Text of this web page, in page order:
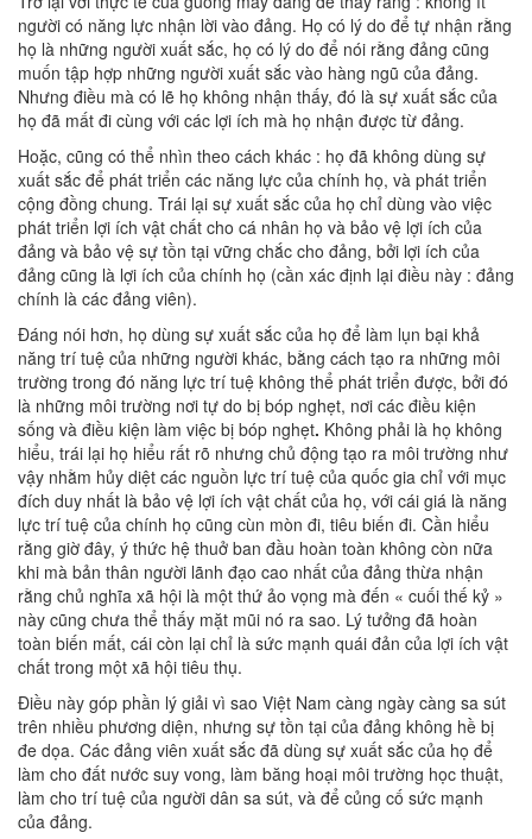
người có năng lực nhận lời vào đảng. Họ có lý do để tự nhận rằng
họ là những người xuất sắc, họ có lý do để nói rằng đảng cũng
muốn tập hợp những người xuất sắc vào hàng ngũ của đảng.
Nhưng điều mà có lẽ họ không nhận thấy, đó là sự xuất sắc của
họ đã mất đi cùng với các lợi ích mà họ nhận được từ đảng.
Hoặc, cũng có thể nhìn theo cách khác : họ đã không dùng sự
xuất sắc để phát triển các năng lực của chính họ, và phát triển
cộng đồng chung. Trái lại sự xuất sắc của họ chỉ dùng vào việc
phát triển lợi ích vật chất cho cá nhân họ và bảo vệ lợi ích của
đảng và bảo vệ sự tồn tại vững chắc cho đảng, bởi lợi ích của
đảng cũng là lợi ích của chính họ (cần xác định lại điều này : đảng
chính là các đảng viên).
Đáng nói hơn, họ dùng sự xuất sắc của họ để làm lụn bại khả
năng trí tuệ của những người khác, bằng cách tạo ra những môi
trường trong đó năng lực trí tuệ không thể phát triển được, bởi đó
là những môi trường nơi tự do bị bóp nghẹt, nơi các điều kiện
sống và điều kiện làm việc bị bóp nghẹt. Không phải là họ không
hiểu, trái lại họ hiểu rất rõ nhưng chủ động tạo ra môi trường như
vậy nhằm hủy diệt các nguồn lực trí tuệ của quốc gia chỉ với mục
đích duy nhất là bảo vệ lợi ích vật chất của họ, với cái giá là năng
lực trí tuệ của chính họ cũng cùn mòn đi, tiêu biến đi. Cần hiểu
rằng giờ đây, ý thức hệ thuở ban đầu hoàn toàn không còn nữa
khi mà bản thân người lãnh đạo cao nhất của đảng thừa nhận
rằng chủ nghĩa xã hội là một thứ ảo vọng mà đến « cuối thế kỷ »
này cũng chưa thể thấy mặt mũi nó ra sao. Lý tưởng đã hoàn
toàn biến mất, cái còn lại chỉ là sức mạnh quái đản của lợi ích vật
chất trong một xã hội tiêu thụ.
Điều này góp phần lý giải vì sao Việt Nam càng ngày càng sa sút
trên nhiều phương diện, nhưng sự tồn tại của đảng không hề bị
đe dọa. Các đảng viên xuất sắc đã dùng sự xuất sắc của họ để
làm cho đất nước suy vong, làm băng hoại môi trường học thuật,
làm cho trí tuệ của người dân sa sút, và để củng cố sức mạnh
của đảng.